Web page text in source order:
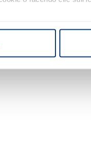
dispositivo,